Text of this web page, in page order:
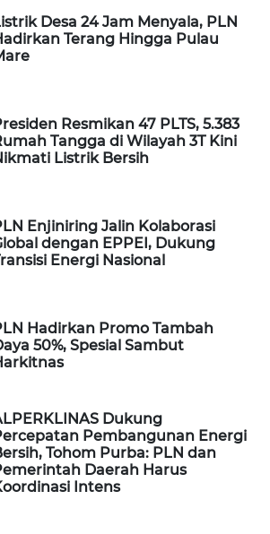
Desa 24 Jam Menyala, PLN
Terang Hingga Pulau
Resmikan 47 PLTS, 5.383
Tangga di Wilayah 3T Kini
Listrik Bersih
Enjiniring Jalin Kolaborasi
dengan EPPEI, Dukung
Energi Nasional
Hadirkan Promo Tambah
50%, Spesial Sambut
Dukung
Pembangunan Energi
Tohom Purba: PLN dan
Daerah Harus
Intens